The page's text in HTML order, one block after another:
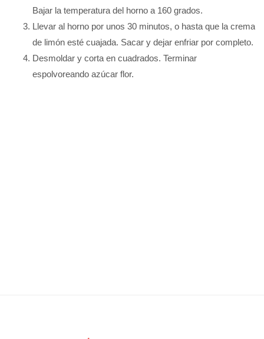
Bajar la temperatura del horno a 160 grados.
Llevar al horno por unos 30 minutos, o hasta que la crema
de limón esté cuajada. Sacar y dejar enfriar por completo.
Desmoldar y corta en cuadrados. Terminar
espolvoreando azúcar flor.